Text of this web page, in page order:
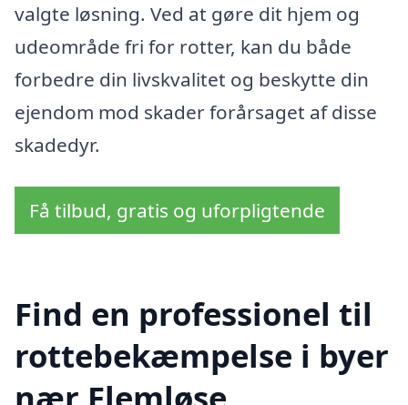
valgte løsning. Ved at gøre dit hjem og
udeområde fri for rotter, kan du både
forbedre din livskvalitet og beskytte din
ejendom mod skader forårsaget af disse
skadedyr.
Få tilbud, gratis og uforpligtende
Find en professionel til
rottebekæmpelse i byer